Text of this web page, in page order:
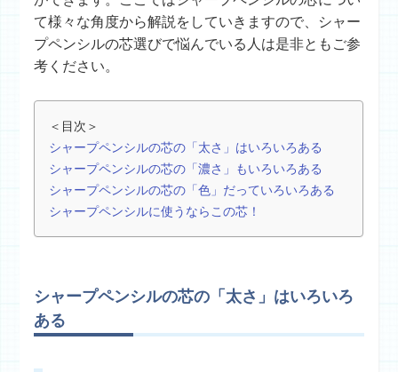
て様々な角度から解説をしていきますので、シャー
プペンシルの芯選びで悩んでいる人は是非ともご参
考ください。
＜目次＞
シャープペンシルの芯の「太さ」はいろいろある
シャープペンシルの芯の「濃さ」もいろいろある
シャープペンシルの芯の「色」だっていろいろある
シャープペンシルに使うならこの芯！
シャープペンシルの芯の「太さ」はいろいろ
ある